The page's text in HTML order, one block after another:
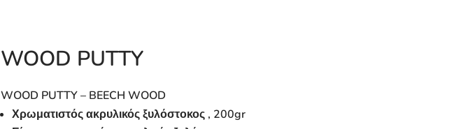
WOOD PUTTY
WOOD PUTTY – BEECH WOOD
Χρωματιστός ακρυλικός ξυλόστοκος , 200gr